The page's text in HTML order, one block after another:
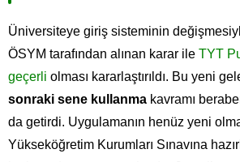
Üniversiteye giriş sisteminin
ÖSYM tarafından alınan karar ile TYT
geçerli olması kararlaştırıldı. Bu yeni
sonraki sene kullanma kavramı
da getirdi. Uygulamanın henüz yeni
Yükseköğretim Kurumları Sınavına